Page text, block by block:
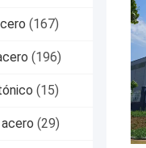
(167)
(196)
(15)
(29)